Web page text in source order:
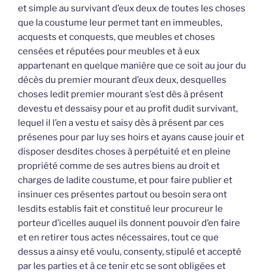
et simple au survivant d’eux deux de toutes les choses
que la coustume leur permet tant en immeubles,
acquests et conquests, que meubles et choses
censées et réputées pour meubles et à eux
appartenant en quelque manière que ce soit au jour du
décès du premier mourant d’eux deux, desquelles
choses ledit premier mourant s’est dès à présent
devestu et dessaisy pour et au profit dudit survivant,
lequel il l’en a vestu et saisy dès à présent par ces
présenes pour par luy ses hoirs et ayans cause jouir et
disposer desdites choses à perpétuité et en pleine
propriété comme de ses autres biens au droit et
charges de ladite coustume, et pour faire publier et
insinuer ces présentes partout ou besoin sera ont
lesdits establis fait et constitué leur procureur le
porteur d’icelles auquel ils donnent pouvoir d’en faire
et en retirer tous actes nécessaires, tout ce que
dessus a ainsy eté voulu, consenty, stipulé et accepté
par les parties et à ce tenir etc se sont obligées et